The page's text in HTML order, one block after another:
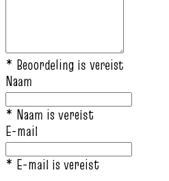
* Beoordeling is vereist
Naam
* Naam is vereist
E-mail
* E-mail is vereist